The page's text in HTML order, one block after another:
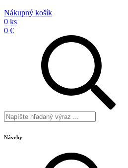
Nákupný košík
0 ks
0 €
Návrhy